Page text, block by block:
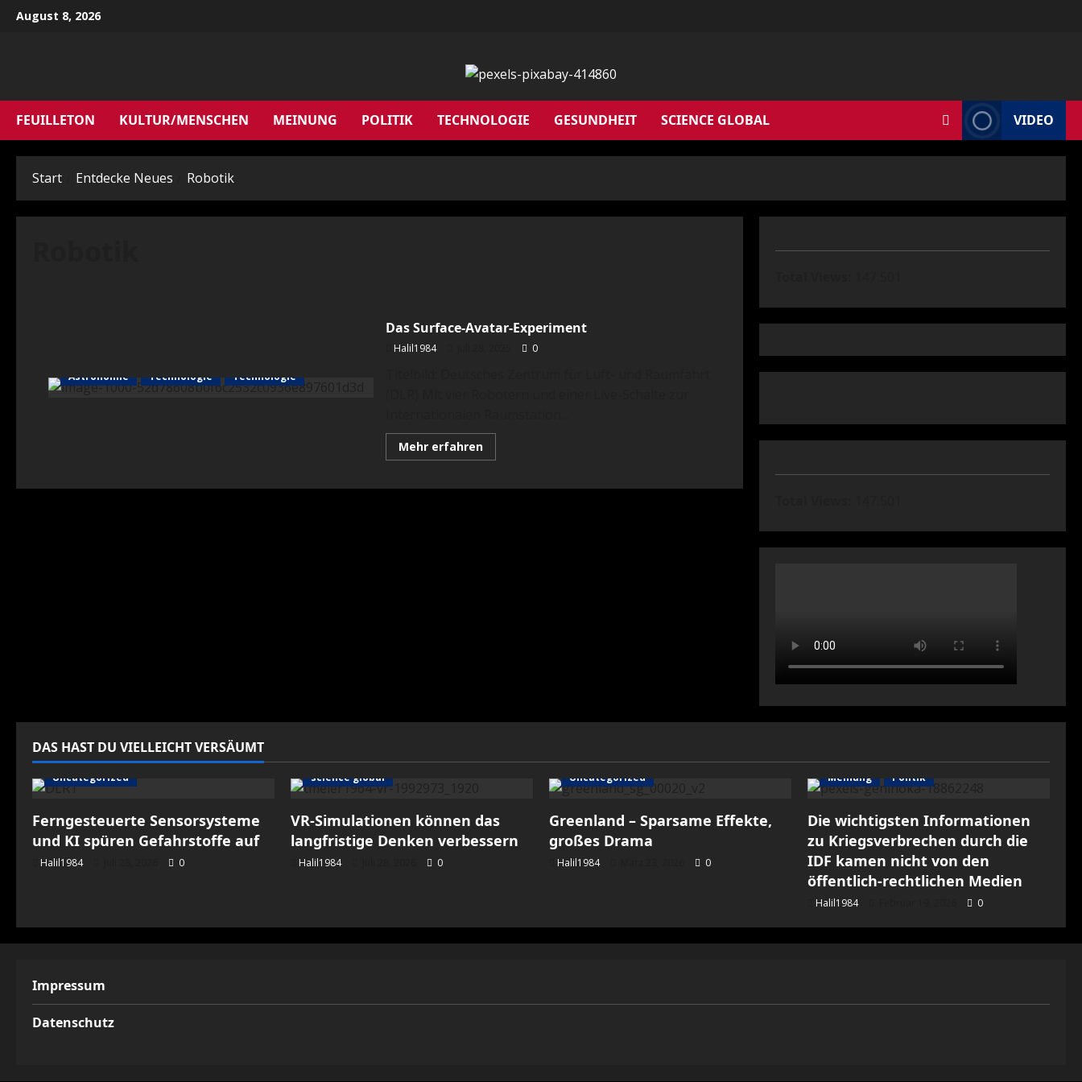
ZumAugust 8, 2026
FEUILLETON KULTUR/MENSCHEN MEINUNG POLITIK TECHNOLOGIE GESUNDHEIT SCIENCE GLOBAL VIDEO
Start Entdecke Neues Robotik
Astronomie Technologie Technologie
Das Surface-Avatar-Experiment
Halil1984 0
Mehr erfahrenMehr
Informationen
Surface-
DAS HAST DU VIELLEICHT VERSÄUMT
Uncategorized
Ferngesteuerte Sensorsysteme
und KI spüren Gefahrstoffe auf
Halil1984 0
science global
VR-Simulationen können das
langfristige Denken verbessern
Halil1984 0
Uncategorized
Greenland – Sparsame Effekte,
großes Drama
Halil1984 0
Meinung Politik
Die wichtigsten Informationen
zu Kriegsverbrechen durch die
IDF kamen nicht von den
öffentlich-rechtlichen Medien
Halil1984 0
Impressum
Datenschutz